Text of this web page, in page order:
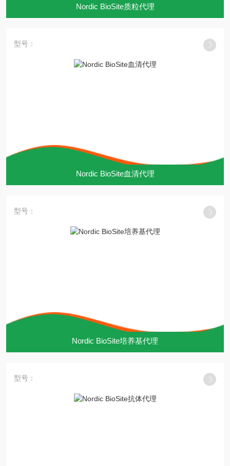
Nordic BioSite质粒代理
型号：
Nordic BioSite血清代理
型号：
Nordic BioSite培养基代理
型号：